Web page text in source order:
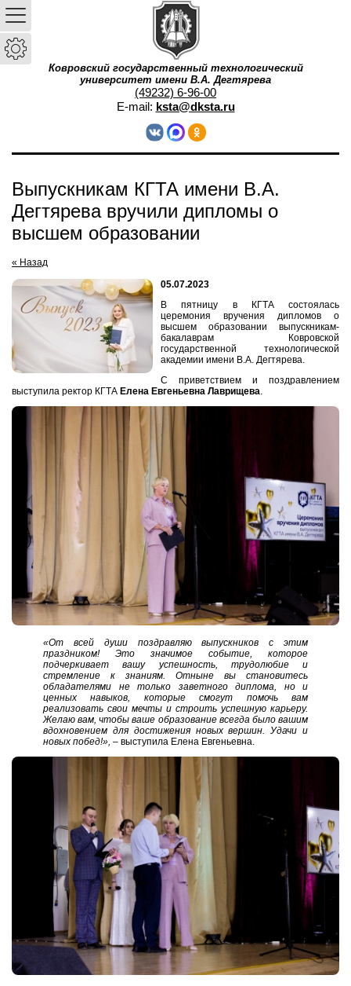
Ковровский государственный технологический
университет имени В.А. Дегтярева
(49232) 6-96-00
E-mail: ksta@dksta.ru
Выпускникам КГТА имени В.А.
Дегтярева вручили дипломы о
высшем образовании
« Назад
05.07.2023
В пятницу в КГТА состоялась
церемония вручения дипломов о
высшем образовании выпускникам-
бакалаврам Ковровской
государственной технологической
академии имени В.А. Дегтярева.
С приветствием и поздравлением
выступила ректор КГТА Елена Евгеньевна Лаврищева.
«От всей души поздравляю выпускников с этим
праздником! Это значимое событие, которое
подчеркивает вашу успешность, трудолюбие и
стремление к знаниям. Отныне вы становитесь
обладателями не только заветного диплома, но и
ценных навыков, которые смогут помочь вам
реализовать свои мечты и строить успешную карьеру.
Желаю вам, чтобы ваше образование всегда было вашим
вдохновением для достижения новых вершин. Удачи и
новых побед!», – выступила Елена Евгеньевна.